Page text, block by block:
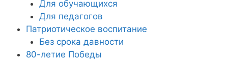
Для обучающихся
Для педагогов
Патриотическое воспитание
Без срока давности
80-летие Победы